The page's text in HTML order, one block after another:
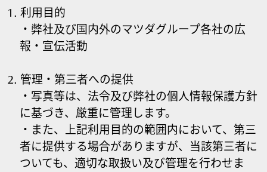
利用目的
・弊社及び国内外のマツダグループ各社の広
報・宣伝活動
管理・第三者への提供
・写真等は、法令及び弊社の個人情報保護方針
に基づき、厳重に管理します。
・また、上記利用目的の範囲内において、第三
者に提供する場合がありますが、当該第三者に
ついても、適切な取扱い及び管理を行わせま